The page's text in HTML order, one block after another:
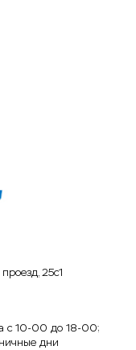
25с1
с 10-00 до 18-00;
дни